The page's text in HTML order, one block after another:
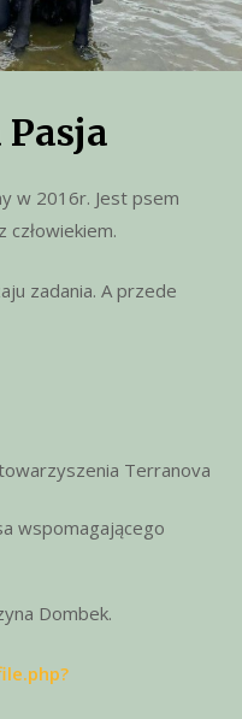
w 2016r. Jest psem
zadania. A przede
Terranova
wspomagającego
Dombek.